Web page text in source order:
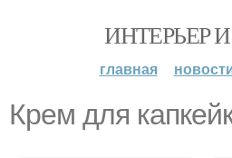
ИНТЕРЬЕР
главная
Крем для